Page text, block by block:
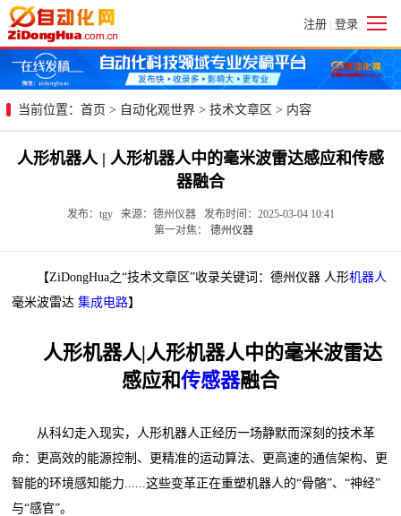
注册 | 登录
当前位置： 首页 > 自动化观世界 > 技术文章区 > 内容
人形机器人 | 人形机器人中的毫米波雷达感应和传感
器融合
发布：tgy 来源：德州仪器 发布时间：2025-03-04 10:41
第一对焦： 德州仪器
【ZiDongHua之“技术文章区”收录关键词：德州仪器 人形机器人
毫米波雷达集成电路】
人形机器人|人形机器人中的毫米波雷达
感应和传感器融合
从科幻走入现实，人形机器人正经历一场静默而深刻的技术革
命：更高效的能源控制、更精准的运动算法、更高速的通信架构、更
智能的环境感知能力......这些变革正在重塑机器人的“骨骼”、“神经”
与“感官”。